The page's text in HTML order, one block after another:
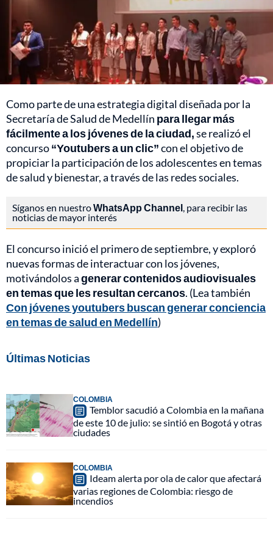
Como parte de una estrategia digital diseñada por la
Secretaría de Salud de Medellín para llegar más
fácilmente a los jóvenes de la ciudad,se realizó el
concurso“Youtubers a un clic”con el objetivo de
propiciar la participación de los adolescentes en temas
de salud y bienestar, a través de las redes sociales.
Síganos en nuestroWhatsApp Channel, para recibir las
noticias de mayor interés
El concurso inició el primero de septiembre, y exploró
nuevas formas de interactuar con los jóvenes,
motivándolos agenerar contenidos audiovisuales
en temas que les resultan cercanos. (Lea también
Con jóvenes youtubers buscan generar conciencia
en temas de salud en Medellín)
Últimas Noticias
COLOMBIA
Temblor sacudió a Colombia en la mañana
de este 10 de julio: se sintió en Bogotá y otras
ciudades
COLOMBIA
Ideam alerta por ola de calor que afectará
varias regiones de Colombia: riesgo de
incendios